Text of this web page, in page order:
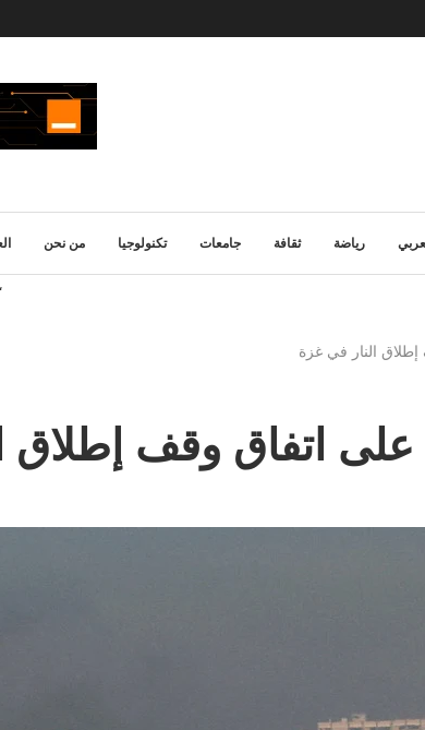
رياضة ثقافة جامعات تكنولوجيا من نحن
INNOVATION, AND...
النار في غزة
على اتفاق وقف إطلاق